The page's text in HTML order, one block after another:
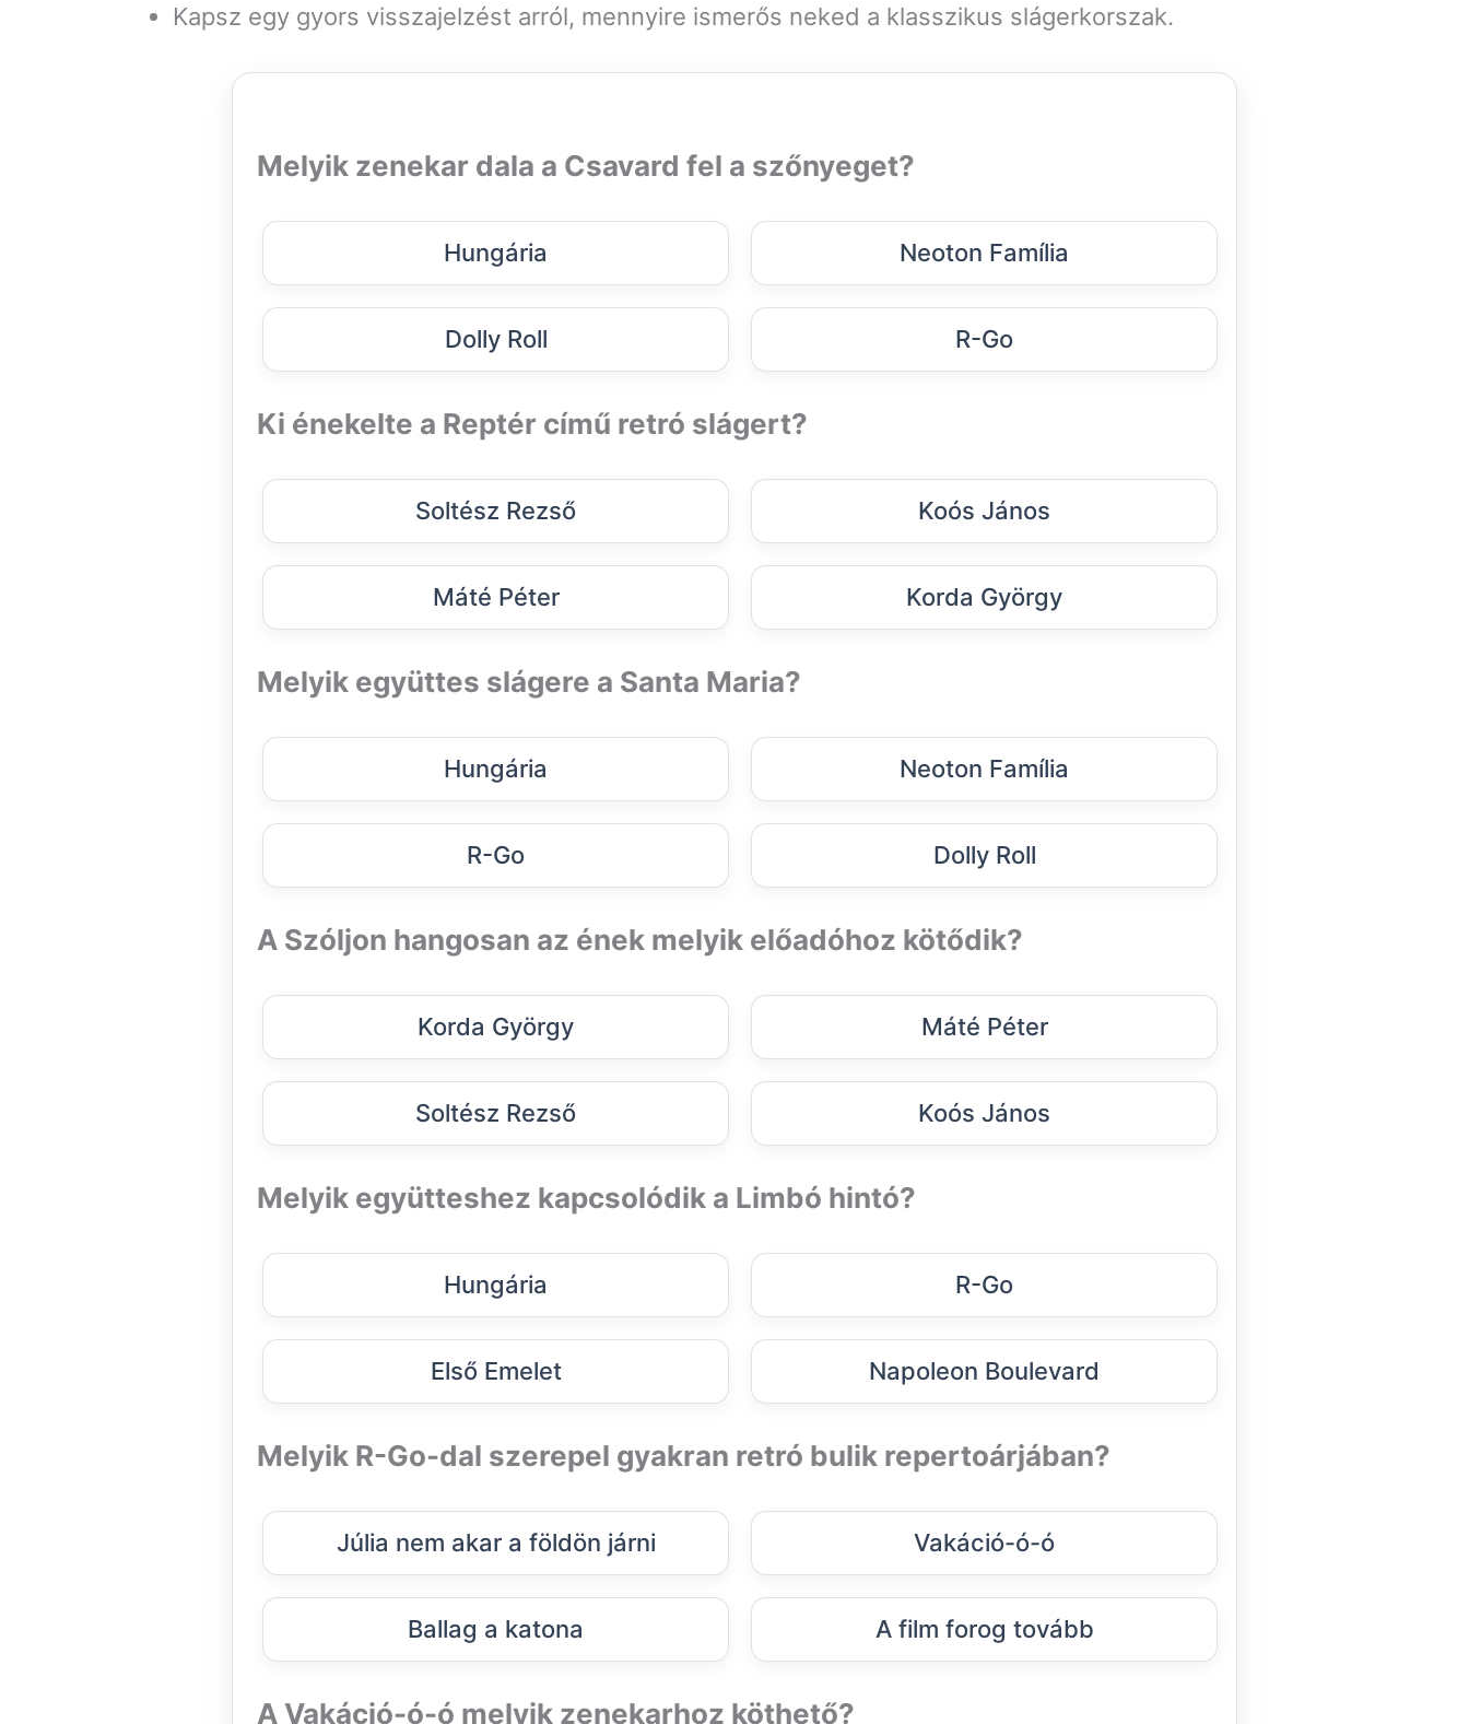
Kapsz egy gyors visszajelzést arról, mennyire ismerős neked a klasszikus slágerkorszak.
Melyik zenekar dala a Csavard fel a szőnyeget?
Hungária Neoton Família
Dolly Roll R-Go
Ki énekelte a Reptér című retró slágert?
Soltész Rezső Koós János
Máté Péter Korda György
Melyik együttes slágere a Santa Maria?
Hungária Neoton Família
R-Go Dolly Roll
A Szóljon hangosan az ének melyik előadóhoz kötődik?
Korda György Máté Péter
Soltész Rezső Koós János
Melyik együtteshez kapcsolódik a Limbó hintó?
Hungária R-Go
Első Emelet Napoleon Boulevard
Melyik R-Go-dal szerepel gyakran retró bulik repertoárjában?
Júlia nem akar a földön járni Vakáció-ó-ó
Ballag a katona A film forog tovább
A Vakáció-ó-ó melyik zenekarhoz köthető?